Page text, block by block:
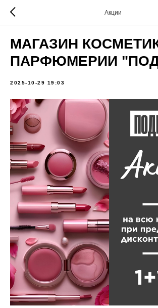
Акции
МАГАЗИН
ПАРФЮМЕРИИ
2025-10-29 19:03